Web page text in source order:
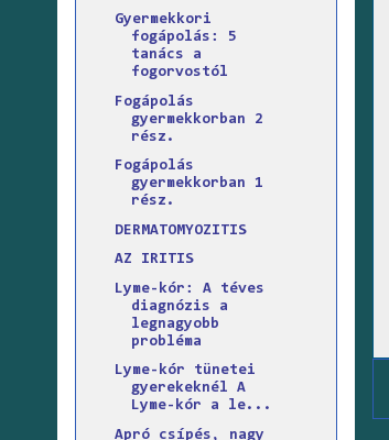
Gyermekkori
fogápolás: 5
tanács a
fogorvostól
Fogápolás
gyermekkorban 2
rész.
Fogápolás
gyermekkorban 1
rész.
DERMATOMYOZITIS
AZ IRITIS
Lyme-kór: A téves
diagnózis a
legnagyobb
probléma
Lyme-kór tünetei
gyerekeknél A
Lyme-kór a le...
Apró csípés, nagy